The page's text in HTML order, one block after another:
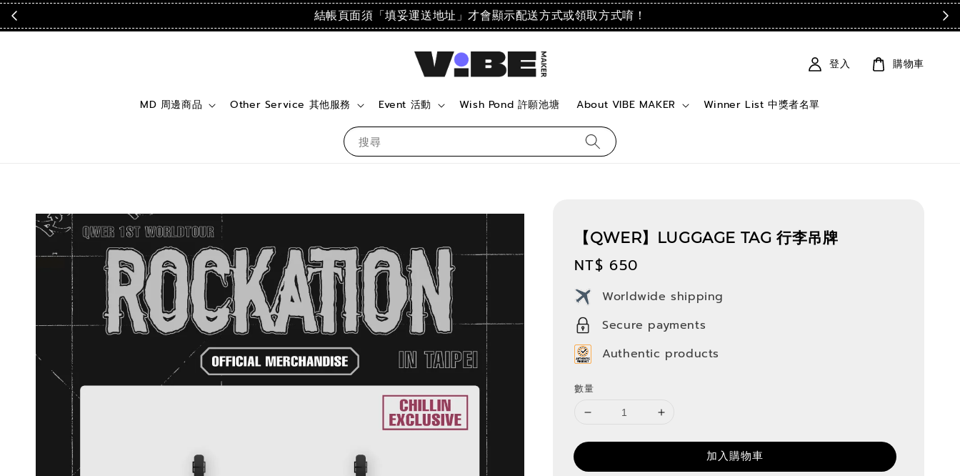
結帳頁面須「填妥運送地址」才會顯示配送方式或領取方式唷！
搜尋
MD 周邊商品 Other Service 其他服務 Event 活動 Wish Pond 許願池塘 About VIBE MAKER Winner List 中獎者名單
登入 購物車
【QWER】LUGGAGE TAG 行李吊牌
Regular
price
NT$ 650
Worldwide shipping
Secure payments
Authentic products
數量
加入購物車